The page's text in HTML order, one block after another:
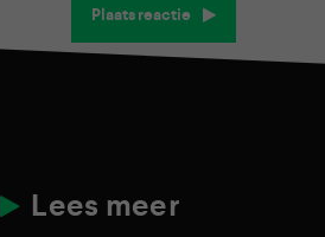
Plaats reactie
Lees meer